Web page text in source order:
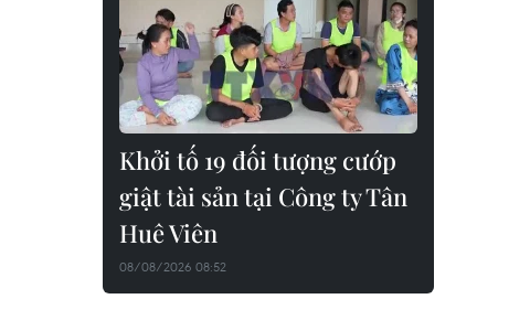
Khởi tố 19 đối tượng cướp
giật tài sản tại Công ty Tân
Huê Viên
08/08/2026 08:52